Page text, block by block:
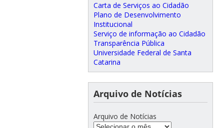
Carta de Serviços ao Cidadão
Plano de Desenvolvimento
Institucional
Serviço de informação ao Cidadão
Transparência Pública
Universidade Federal de Santa
Catarina
Arquivo de Notícias
Arquivo de Notícias